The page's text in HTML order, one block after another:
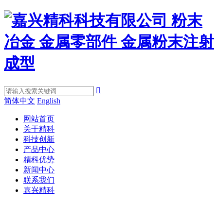

简体中文 English
网站首页
关于精科
科技创新
产品中心
精科优势
新闻中心
联系我们
嘉兴精科